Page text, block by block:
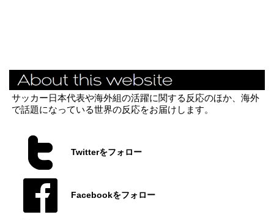
サッカー日本代表や海外組の活躍に関する反応のほか、海外
で話題になっている世界の反応をお届けします。
Twitterをフォロー
Facebookをフォロー